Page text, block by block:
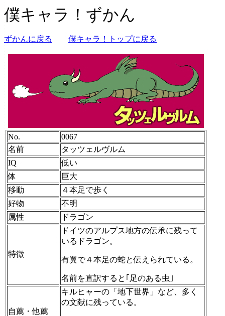
僕キャラ！ずかん
ずかんに戻る 僕キャラ！トップに戻る
No.
0067
名前
タッツェルヴルム
IQ
低い
体
巨大
移動
４本足で歩く
好物
不明
属性
ドラゴン
特徴
ドイツのアルプス地方の伝承に残って
いるドラゴン。
有翼で４本足の蛇と伝えられている。
名前を直訳すると｢足のある虫｣
自薦・他薦
キルヒャーの「地下世界」など、多く
の文献に残っている。